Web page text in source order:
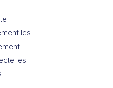
les
les